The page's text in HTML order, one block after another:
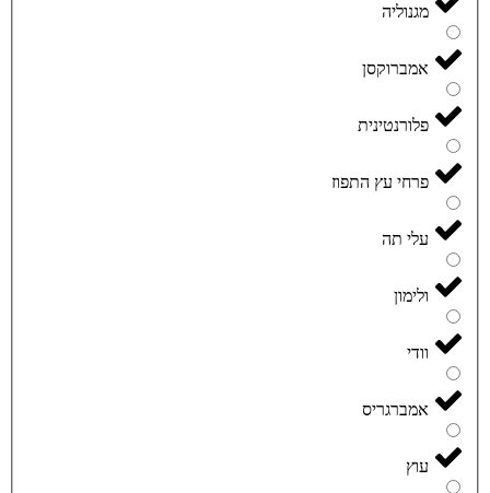
מגנוליה
אמברוקסן
פלורנטינית
פרחי עץ התפוז
עלי תה
ולימון
וודי
אמברגריס
עוץ